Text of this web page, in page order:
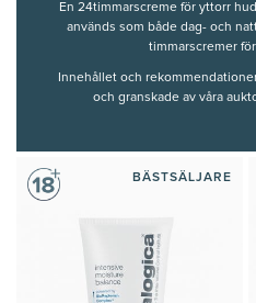
En 24timmarscreme för yttorr
används som både dag- och
timmarscremer
Innehållet och
och granskade av våra
BÄSTSÄLJARE